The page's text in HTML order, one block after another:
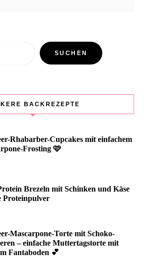
SUCHEN
BACKREZEPTE
Rhabarber-Cupcakes mit einfachem
Frosting 🩷
Brezeln mit Schinken und Käse
Proteinpulver
Mascarpone-Torte mit Schoko-
– einfache Muttertagstorte mit
Fantaboden 💕